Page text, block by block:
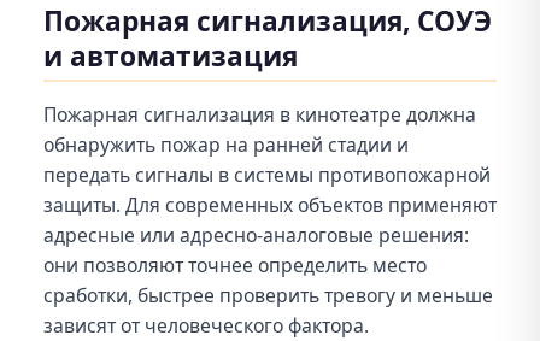
Пожарная сигнализация, СОУЭ
и автоматизация
Пожарная сигнализация в кинотеатре должна
обнаружить пожар на ранней стадии и
передать сигналы в системы противопожарной
защиты. Для современных объектов применяют
адресные или адресно-аналоговые решения:
они позволяют точнее определить место
сработки, быстрее проверить тревогу и меньше
зависят от человеческого фактора.